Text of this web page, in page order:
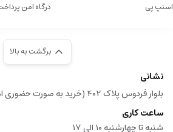
اسنپ پی
درگاه امن
برگشت به بالا
نشانی
بلوار فردوس پلاک 402 (خرید به صورت حضوری امکان پذیر نیست)
ساعت کاری
شنبه تا چهارشنبه 10 الی 17